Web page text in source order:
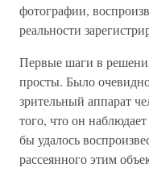
фотографии,
реальности
Первые шаги в
просты. Было
зрительный аппарат
того, что он
бы удалось
рассеянного этим